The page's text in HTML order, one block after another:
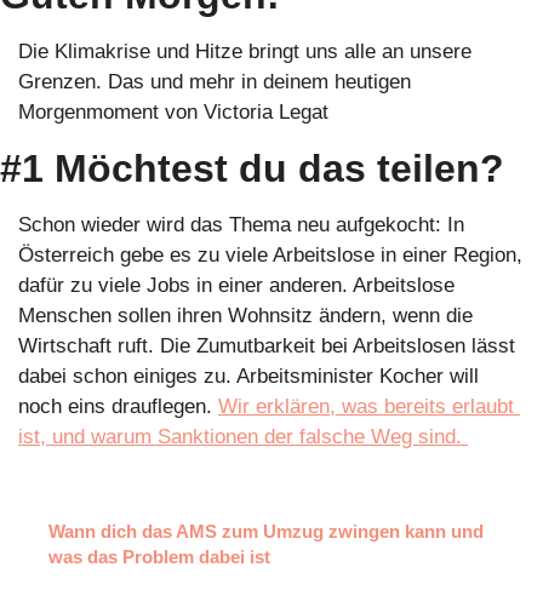
Die Klimakrise und Hitze bringt uns alle an unsere
Grenzen. Das und mehr in deinem heutigen
Morgenmoment von Victoria Legat
#1 Möchtest du das teilen?
Schon wieder wird das Thema neu aufgekocht: In
Österreich gebe es zu viele Arbeitslose in einer Region,
dafür zu viele Jobs in einer anderen. Arbeitslose
Menschen sollen ihren Wohnsitz ändern, wenn die
Wirtschaft ruft. Die Zumutbarkeit bei Arbeitslosen lässt
dabei schon einiges zu. Arbeitsminister Kocher will
noch eins drauflegen. Wir erklären, was bereits erlaubt
ist, und warum Sanktionen der falsche Weg sind.
Wann dich das AMS zum Umzug zwingen kann und
was das Problem dabei ist